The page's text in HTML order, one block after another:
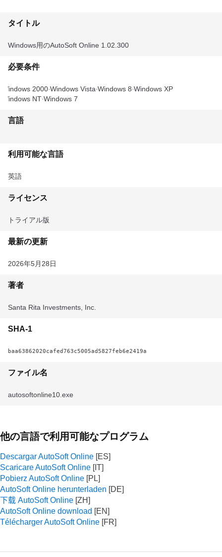
タイトル
Windows用のAutoSoft Online 1.02.300
必要条件
Windows 2000 Windows Vista Windows 8 Windows XP
Windows NT Windows 7
言語
利用可能な言語
英語
ライセンス
トライアル版
最新の更新
2026年5月28日
著者
Santa Rita Investments, Inc.
SHA-1
baa63862020cafed763c5005ad5827feb6e2419a
ファイル名
autosoftonline10.exe
他の言語で利用可能なプログラム
Descargar AutoSoft Online
Scaricare AutoSoft Online
Pobierz AutoSoft Online
AutoSoft Online herunterladen
下载 AutoSoft Online
AutoSoft Online download
Télécharger AutoSoft Online